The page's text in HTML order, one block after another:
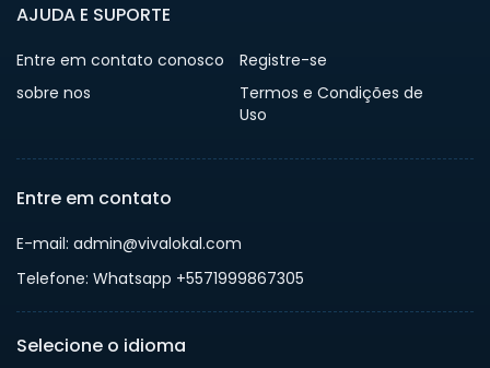
AJUDA E SUPORTE
Entre em contato conosco
Registre-se
sobre nos
Termos e Condições de
Uso
Entre em contato
E-mail: admin@vivalokal.com
Telefone: Whatsapp +5571999867305
Selecione o idioma